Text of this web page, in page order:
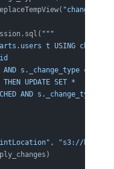
"changes"
"""
t USING changes
AND s._change_type =
THEN UPDATE SET *
AND s._change_type !=
,
"s3://